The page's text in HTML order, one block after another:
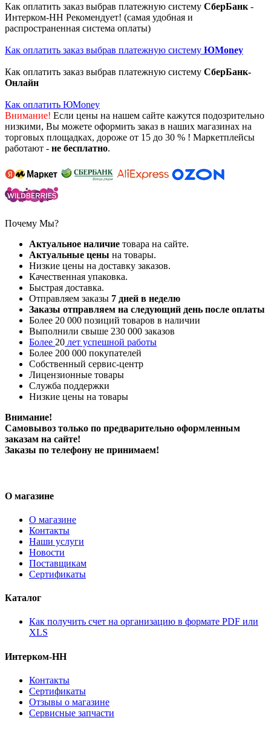
Как оплатить заказ выбрав платежную систему СберБанк -
Интерком-НН Рекомендует! (самая удобная и
распространенная система оплаты)
Как оплатить заказ выбрав платежную систему ЮMoney
Как оплатить заказ выбрав платежную систему СберБанк-
Онлайн
Как оплатить ЮMoney
Внимание! Если цены на нашем сайте кажутся подозрительно
низкими, Вы можете оформить заказ в наших магазинах на
торговых площадках, дороже от 15 до 30 % ! Маркетплейсы
работают - не бесплатно.
Почему Мы?
Актуальное наличие товара на сайте.
Актуальные цены на товары.
Низкие цены на доставку заказов.
Качественная упаковка.
Быстрая доставка.
Отправляем заказы 7 дней в неделю
Заказы отправляем на следующий день после оплаты
Более 20 000 позиций товаров в наличии
Выполнили свыше 230 000 заказов
Более 20 лет успешной работы
Более 200 000 покупателей
Собственный сервис-центр
Лицензионные товары
Служба поддержки
Низкие цены на товары
Внимание!
Самовывоз только по предварительно оформленным
заказам на сайте!
Заказы по телефону не принимаем!
О магазине
О магазине
Контакты
Наши услуги
Новости
Поставщикам
Сертификаты
Каталог
Как получить счет на организацию в формате PDF или
XLS
Интерком-НН
Контакты
Сертификаты
Отзывы о магазине
Сервисные запчасти